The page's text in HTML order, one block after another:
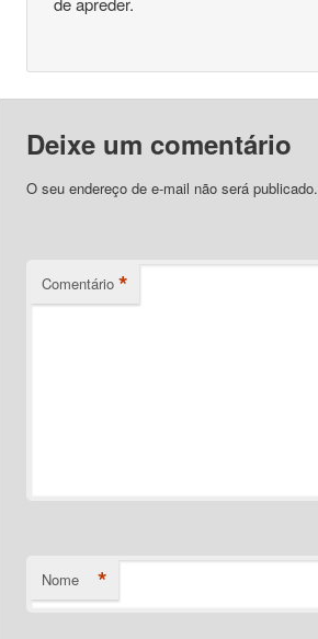
Deixe um comentário
O seu endereço de e-mail não será publicado.
Comentário *
Nome *